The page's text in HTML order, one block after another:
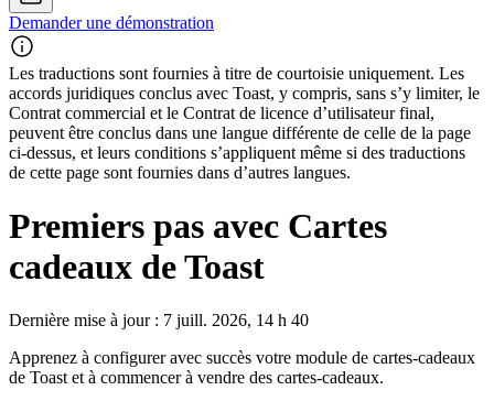
Demander une démonstration
Les traductions sont fournies à titre de courtoisie uniquement. Les
accords juridiques conclus avec Toast, y compris, sans s’y limiter, le
Contrat commercial et le Contrat de licence d’utilisateur final,
peuvent être conclus dans une langue différente de celle de la page
ci-dessus, et leurs conditions s’appliquent même si des traductions
de cette page sont fournies dans d’autres langues.
Premiers pas avec Cartes
cadeaux de Toast
Dernière mise à jour : 7 juill. 2026, 14 h 40
Apprenez à configurer avec succès votre module de cartes-cadeaux
de Toast et à commencer à vendre des cartes-cadeaux.